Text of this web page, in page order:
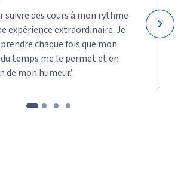
suivre des cours à mon rythme
expérience extraordinaire. Je
chaque fois que mon
temps me le permet et en
de mon humeur.’